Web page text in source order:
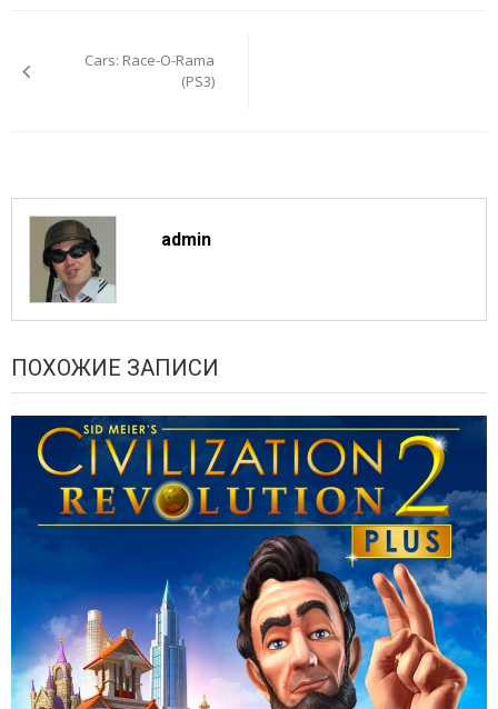
записямCars: Race-O-Rama
(PS3)
admin
ПОХОЖИЕ ЗАПИСИ